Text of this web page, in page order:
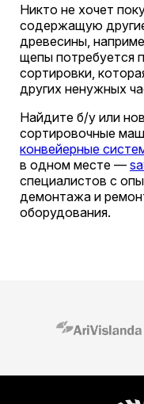
Никто не хочет
содержащую
древесины,
щепы потребуется
сортировки,
других ненужных
Найдите б/у или
сортировочные
конвейерные
в одном месте —
специалистов с
демонтажа и
оборудования.